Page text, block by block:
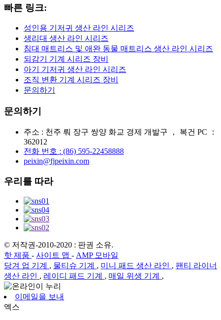
빠른 링크:
성인용 기저귀 생산 라인 시리즈
생리대 생산 라인 시리즈
침대 매트리스 및 애완 동물 매트리스 생산 라인 시리즈
되감기 기계 시리즈 장비
아기 기저귀 생산 라인 시리즈
조직 변환 기계 시리즈 장비
문의하기
문의하기
주소 : 천주 뤄 장구 쌍양 화교 경제 개발구 ， 복건 PC ：
362012
전화 번호 : (86) 595-22458888
peixin@fjpeixin.com
우리를 따라
© 저작권-2010-2020 : 판권 소유.
핫 제품 - 사이트 맵 - AMP 모바일
당겨 업 기계 , 물티슈 기계 , 미니 패드 생산 라인 , 팬티 라이너
생산 라인 , 레이디 패드 기계 , 매일 위생 기계 ,
이메일을 보내
엑스